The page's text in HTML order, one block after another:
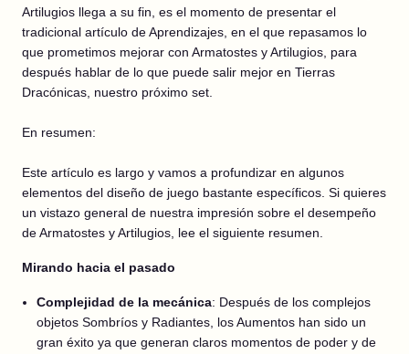
Artilugios llega a su fin, es el momento de presentar el
tradicional artículo de Aprendizajes, en el que repasamos lo
que prometimos mejorar con Armatostes y Artilugios, para
después hablar de lo que puede salir mejor en Tierras
Dracónicas, nuestro próximo set.
En resumen:
Este artículo es largo y vamos a profundizar en algunos
elementos del diseño de juego bastante específicos. Si quieres
un vistazo general de nuestra impresión sobre el desempeño
de Armatostes y Artilugios, lee el siguiente resumen.
Mirando hacia el pasado
Complejidad de la mecánica: Después de los complejos
objetos Sombríos y Radiantes, los Aumentos han sido un
gran éxito ya que generan claros momentos de poder y de